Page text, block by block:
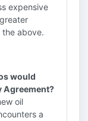
expensive
above.
would
Agreement?
oil
a